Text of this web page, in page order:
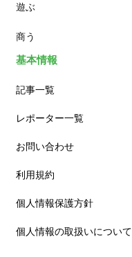
カフェ
遊ぶ
商う
基本情報
記事一覧
レポーター一覧
お問い合わせ
利用規約
個人情報保護方針
個人情報の取扱いについて